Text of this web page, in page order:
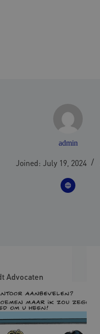
admin
Joined: July 19, 2024
Advocaten